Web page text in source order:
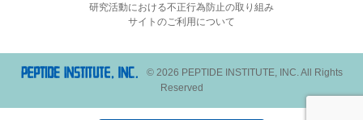
研究活動における不正行為防止の取り組み
サイトのご利用について
© 2026 PEPTIDE INSTITUTE, INC. All Rights
Reserved